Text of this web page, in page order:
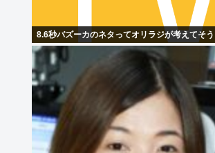
8.6秒バズーカのネタってオリラジが考えてそう